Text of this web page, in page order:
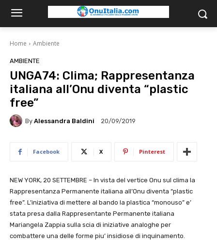
Home Ambiente
AMBIENTE
UNGA74: Clima; Rappresentanza
italiana all’Onu diventa “plastic
free”
By Alessandra Baldini 20/09/2019
Facebook X Pinterest
NEW YORK, 20 SETTEMBRE – In vista del vertice Onu sul clima la
Rappresentanza Permanente italiana all’Onu diventa “plastic
free”. L’iniziativa di mettere al bando la plastica “monouso” e’
stata presa dalla Rappresentante Permanente italiana
Mariangela Zappia sulla scia di iniziative analoghe per
combattere una delle forme piu’ insidiose di inquinamento.